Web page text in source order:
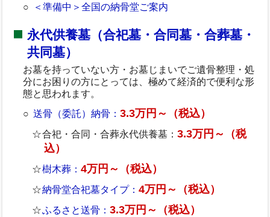
＜準備中＞全国の納骨堂ご案内
永代供養墓（合祀墓・合同墓・合葬墓・
共同墓）
お墓を持っていない方・お墓じまいでご遺骨整理・処
分にお困りの方にとっては、極めて経済的で便利な形
態と思われます。
送骨（委託）納骨：3.3万円～（税込）
合祀・合同・合葬永代供養墓：3.3万円～（税
込）
樹木葬：4万円～（税込）
納骨堂合祀墓タイプ：4万円～（税込）
ふるさと送骨：3.3万円～（税込）